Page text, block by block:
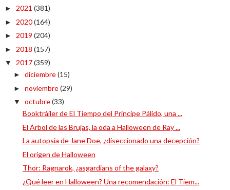
► 2021 (381)
► 2020(164)
► 2019 (204)
► 2018 (157)
▼ 2017(359)
► diciembre(15)
► noviembre(29)
▼ octubre(33)
Booktráiler de El Tiempo del Príncipe Pálido, una ...
El Árbol de las Brujas, la oda a Halloween de Ray ...
La autopsia de Jane Doe, ¿diseccionado una decepción?
El origen de Halloween
Thor: Ragnarok, ¿asgardians of the galaxy?
¿Qué leer en Halloween? Una recomendación: El Tiem...